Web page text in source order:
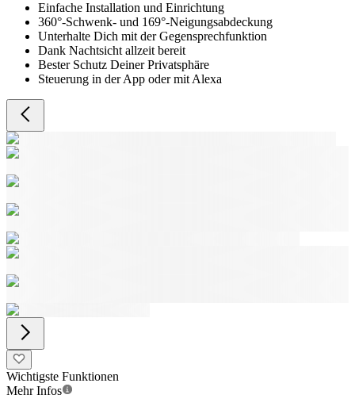
Einfache Installation und Einrichtung
360°-Schwenk- und 169°-Neigungsabdeckung
Unterhalte Dich mit der Gegensprechfunktion
Dank Nachtsicht allzeit bereit
Bester Schutz Deiner Privatsphäre
Steuerung in der App oder mit Alexa
Wichtigste Funktionen
Mehr Infos